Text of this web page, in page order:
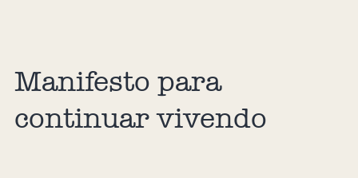
Manifesto para
continuar vivendo